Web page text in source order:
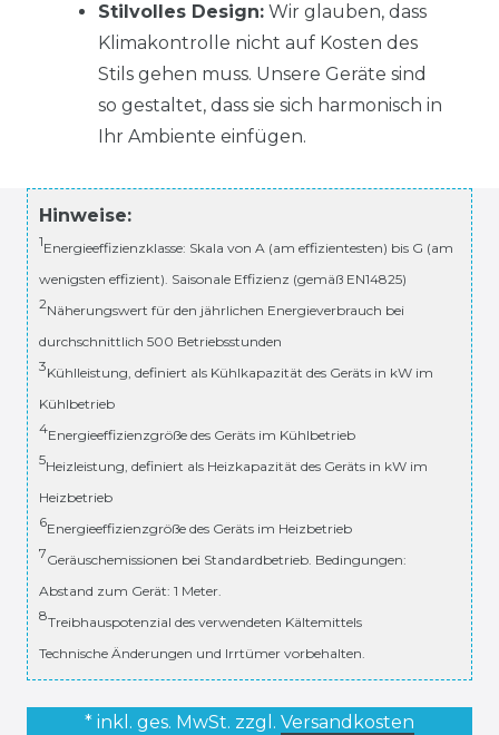
Stilvolles Design: Wir glauben, dass
Klimakontrolle nicht auf Kosten des
Stils gehen muss. Unsere Geräte sind
so gestaltet, dass sie sich harmonisch in
Ihr Ambiente einfügen.
Hinweise:
1Energieeffizienzklasse: Skala von A (am effizientesten) bis G (am
wenigsten effizient). Saisonale Effizienz (gemäß EN14825)
2Näherungswert für den jährlichen Energieverbrauch bei
durchschnittlich 500 Betriebsstunden
3Kühlleistung, definiert als Kühlkapazität des Geräts in kW im
Kühlbetrieb
4Energieeffizienzgröße des Geräts im Kühlbetrieb
5Heizleistung, definiert als Heizkapazität des Geräts in kW im
Heizbetrieb
6Energieeffizienzgröße des Geräts im Heizbetrieb
7Geräuschemissionen bei Standardbetrieb. Bedingungen:
Abstand zum Gerät: 1 Meter.
8Treibhauspotenzial des verwendeten Kältemittels
Technische Änderungen und Irrtümer vorbehalten.
* inkl. ges. MwSt. zzgl. Versandkosten